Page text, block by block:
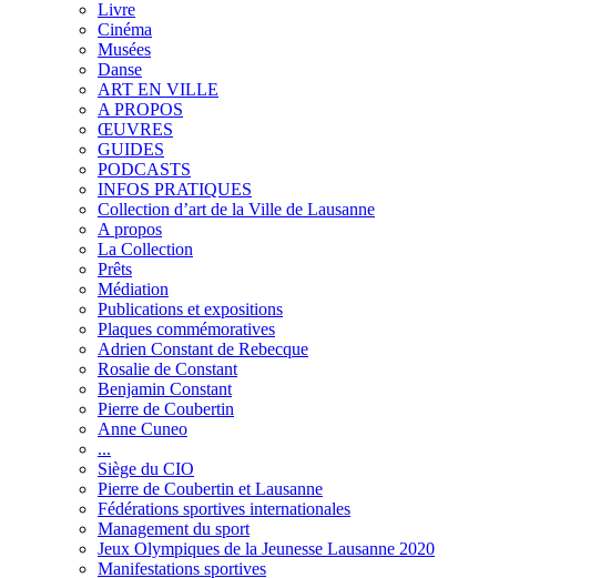
Livre
Cinéma
Musées
Danse
ART EN VILLE
A PROPOS
ŒUVRES
GUIDES
PODCASTS
INFOS PRATIQUES
Collection d’art de la Ville de Lausanne
A propos
La Collection
Prêts
Médiation
Publications et expositions
Plaques commémoratives
Adrien Constant de Rebecque
Rosalie de Constant
Benjamin Constant
Pierre de Coubertin
Anne Cuneo
...
Siège du CIO
Pierre de Coubertin et Lausanne
Fédérations sportives internationales
Management du sport
Jeux Olympiques de la Jeunesse Lausanne 2020
Manifestations sportives